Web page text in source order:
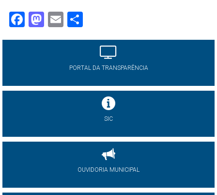
Facebook
Mastodon
Email
PORTAL DA TRANSPARÊNCIA
SIC
OUVIDORIA MUNICIPAL